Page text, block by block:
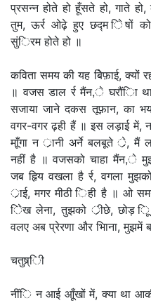
प्रसन्न होते हो हूँसते हो, गाते
तुम, ऊर्र ओढ़े हुए छद्म िेषों
सुंिरम होते हो ॥
कविता समय की यह बेिफ़ाई, क्यों
॥ वजस डाल र्र मैंन,े घरौंिा
सजाया जाने दकस तूफ़ान, का
वगर-वगर ढ़ही हैं ॥ इस लड़ाई में,
माूँगा न र्ानी अर्ने बलबूते र्े, मैं
नहीं है ॥ वजसको चाहा मैंन,े
जब हृिय वखला है र्र, वगला
र्ाई, मगर मीठी िही है ॥ ओ
िेख लेना, तुझको र्ीछे, छोड़
वलए अब प्रेरणा और भािना, मुझमें
चतुष्र्िी
नींि न आई आूँखों में, क्या था